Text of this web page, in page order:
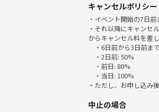
家で頑張ろうと意気込
気づけばスマホやテ
色々ありますよね😭
折角の志を挫折してし
人が頑張ってる姿を見
キャンセルポリシー
・イベント開始の7日
・それ以降にキャンセ
からキャンセル料を差
・6日前から3日前ま
・2日前: 50%
・前日: 80%
・当日: 100%
・ただし、お申し込み
中止の場合